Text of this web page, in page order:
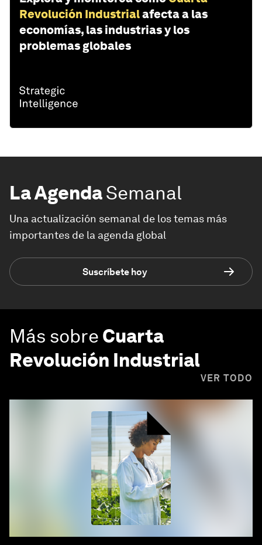
Revolución Industrialafecta a las
economías, las industrias y los
problemas globales
La AgendaSemanal
Una actualización semanal de los temas más
importantes de la agenda global
Suscríbete hoy
Más sobre Cuarta
Revolución Industrial
VER TODO